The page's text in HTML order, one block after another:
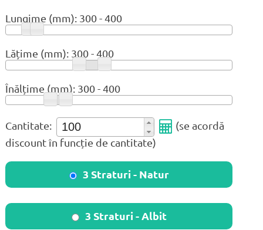
Lungime (mm): 300 - 400
Lățime (mm): 300 - 400
Înălțime (mm): 300 - 400
Cantitate:
(se acordă
discount în funcție de cantitate)
3 Straturi - Natur
3 Straturi - Albit